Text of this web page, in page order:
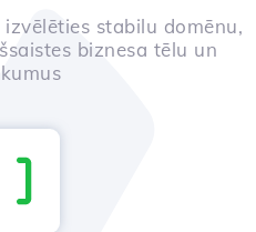
stabilu domēnu,
biznesa tēlu un